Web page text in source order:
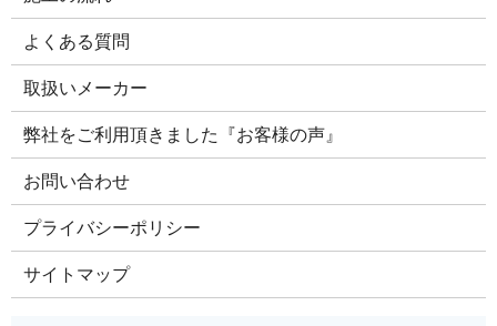
よくある質問
取扱いメーカー
弊社をご利用頂きました『お客様の声』
お問い合わせ
プライバシーポリシー
サイトマップ